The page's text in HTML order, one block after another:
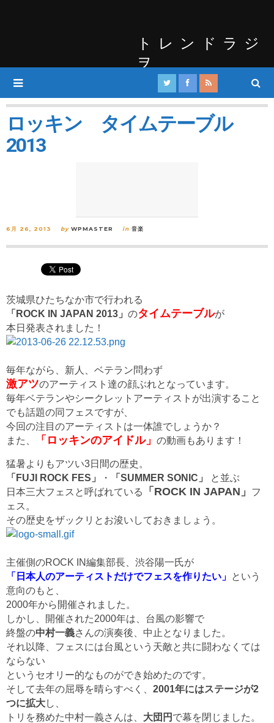
トレンドラジ
ヲ
ロッキン タイムテーブル
2013
6月 26, 2013 by WPMASTER in 音楽
茨城県ひたちなか市で行われる
「ROCK IN JAPAN 2013」 のタイムテーブルが
本日発表されました！
毎年ながら、新人、ベテラン問わず
激アツのアーティスト達の顔ぶれとなっています。
毎年ベテランやシークレットアーティストが出演すること
でも話題の同フェスですが、
今回の注目のアーティストは一体誰でしょうか？
また、
「ロッキンのアイドル」 の動画もあります！
猛暑よりもアツい3日間の歴史。
「FUJI ROCK FES」
・ 「SUMMER SONIC」
と並ぶ
日本三大フェスと呼ばれている
「ROCK IN JAPAN」
フ
ェス。
その歴史をザックリとお浚いしておきましょう。
主催側のROCK IN編集部長、渋谷陽一氏が
「日本人のアーティストだけでフェスを作りたい」 という
意向のもと、
2000年から開催されました。
しかし、開催された2000年は、台風の影響で
終盤の中村一義さんの演奏後、中止となりました。
それ以降、フェスには台風という天敵と共に闘わなくては
ならない
というセオリー的なものができ始めたのです。
そして去年の屈辱を晴らすべく、 2001年にはステージが2
つに拡大し、
トリを務めた中村一義さんは、 大団円 で幕を閉じました。